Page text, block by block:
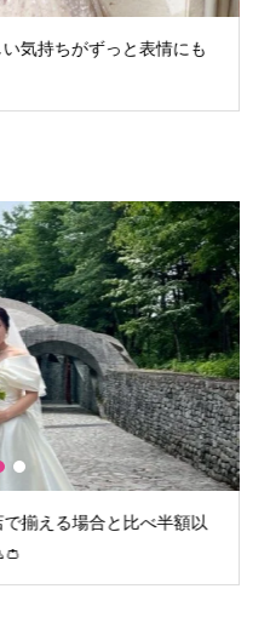
ディングドレスを借りて本当
時からとても丁寧な接客で安心
きました。
3